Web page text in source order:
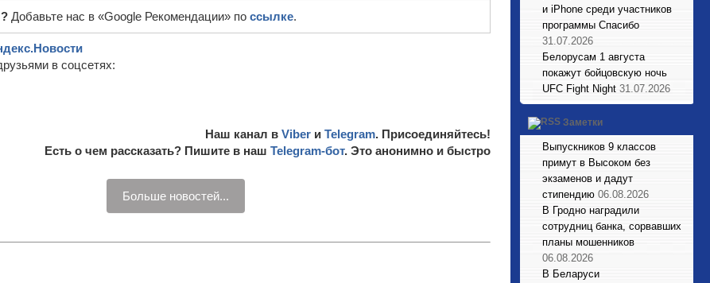
Добавьте нас в «Google Рекомендации» по ссылке.
в соцсетях:
Наш канал в Viber и Telegram. Присоединяйтесь!
Есть о чем рассказать? Пишите в наш Telegram-бот. Это анонимно и быстро
Больше новостей...
и iPhone среди участников
программы Спасибо
31.07.2026
Белорусам 1 августа
покажут бойцовскую ночь
UFC Fight Night 31.07.2026
Заметки
Выпускников 9 классов
примут в Высоком без
экзаменов и дадут
стипендию 06.08.2026
В Гродно наградили
сотрудниц банка, сорвавших
планы мошенников
06.08.2026
В Беларуси